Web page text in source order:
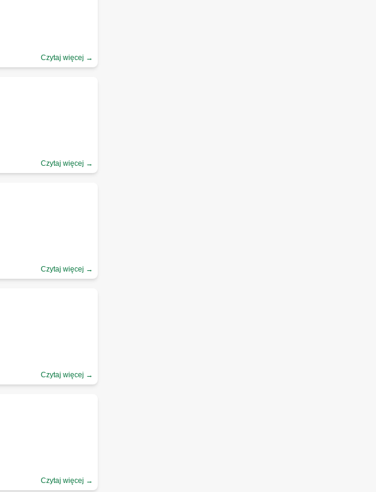
Czytaj więcej →
Czytaj więcej →
Czytaj więcej →
Czytaj więcej →
Czytaj więcej →